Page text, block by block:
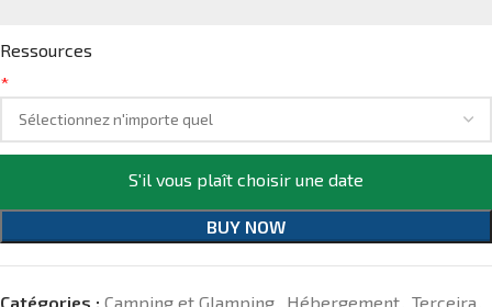
Ressources
*
S'il vous plaît choisir une date
BUY NOW
Catégories : Camping et Glamping, Hébergement, Terceira,